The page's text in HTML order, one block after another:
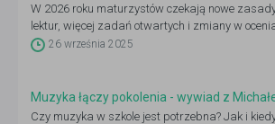
W 2026 roku maturzystów czekają nowe
lektur, więcej zadań otwartych i zmiany w
dlatego warto już dziś sprawdzić, co się zmieni
26 września 2025
Muzyka łączy pokolenia - wywiad z
Czy muzyka w szkole jest potrzebna? Jak i